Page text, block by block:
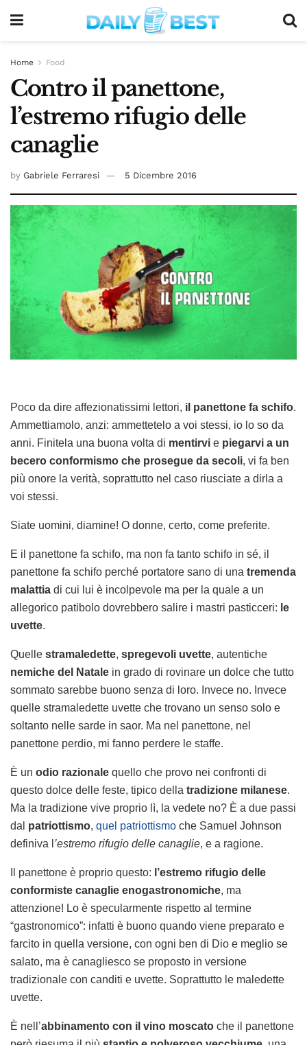
Home Food
Contro il panettone,
l’estremo rifugio delle
canaglie
by Gabriele Ferraresi 5 Dicembre 2016
Poco da dire affezionatissimi lettori, il panettone fa schifo.
Ammettiamolo, anzi: ammettetelo a voi stessi, io lo so da
anni. Finitela una buona volta di mentirvi e piegarvi a un
becero conformismo che prosegue da secoli, vi fa ben
più onore la verità, soprattutto nel caso riusciate a dirla a
voi stessi.
Siate uomini, diamine! O donne, certo, come preferite.
E il panettone fa schifo, ma non fa tanto schifo in sé, il
panettone fa schifo perché portatore sano di una tremenda
malattia di cui lui è incolpevole ma per la quale a un
allegorico patibolo dovrebbero salire i mastri pasticceri: le
uvette.
Quelle stramaledette, spregevoli uvette, autentiche
nemiche del Natale in grado di rovinare un dolce che tutto
sommato sarebbe buono senza di loro. Invece no. Invece
quelle stramaledette uvette che trovano un senso solo e
soltanto nelle sarde in saor. Ma nel panettone, nel
panettone perdio, mi fanno perdere le staffe.
È un odio razionale quello che provo nei confronti di
questo dolce delle feste, tipico della tradizione milanese.
Ma la tradizione vive proprio lì, la vedete no? È a due passi
dal patriottismo, quel patriottismo che Samuel Johnson
definiva l ’estremo rifugio delle canaglie, e a ragione.
Il panettone è proprio questo: l’estremo rifugio delle
conformiste canaglie enogastronomiche, ma
attenzione! Lo è specularmente rispetto al termine
“gastronomico”: infatti è buono quando viene preparato e
farcito in quella versione, con ogni ben di Dio e meglio se
salato, ma è canagliesco se proposto in versione
tradizionale con canditi e uvette. Soprattutto le maledette
uvette.
È nell’abbinamento con il vino moscato che il panettone